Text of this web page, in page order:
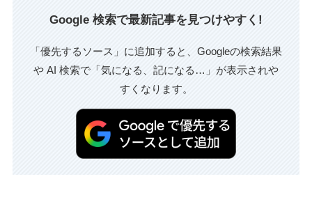
Google 検索で最新記事を見つけやすく!
「優先するソース」に追加すると、Googleの検索結果
や AI 検索で「気になる、記になる…」が表示されや
すくなります。